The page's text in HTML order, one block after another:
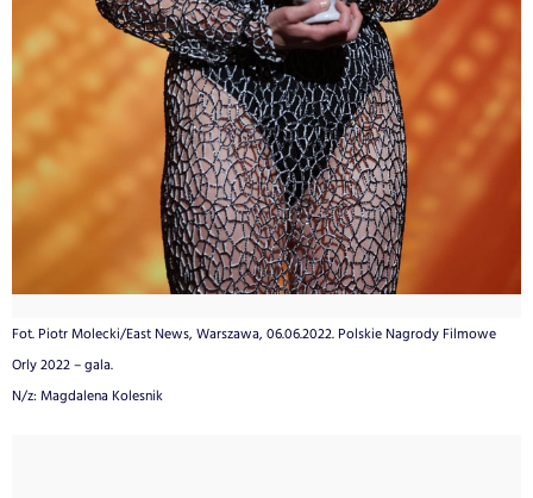
Fot. Piotr Molecki/East News, Warszawa, 06.06.2022. Polskie Nagrody Filmowe
Orly 2022 – gala.
N/z: Magdalena Kolesnik